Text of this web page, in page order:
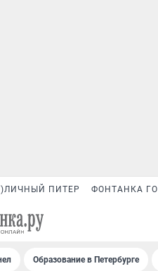
ПИТЕР ФОНТАНКА ГО
Образование в Петербурге